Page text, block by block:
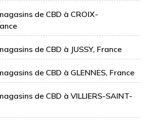
de CBD à CROIX-
de CBD à JUSSY, France
de CBD à GLENNES, France
de CBD à VILLIERS-SAINT-